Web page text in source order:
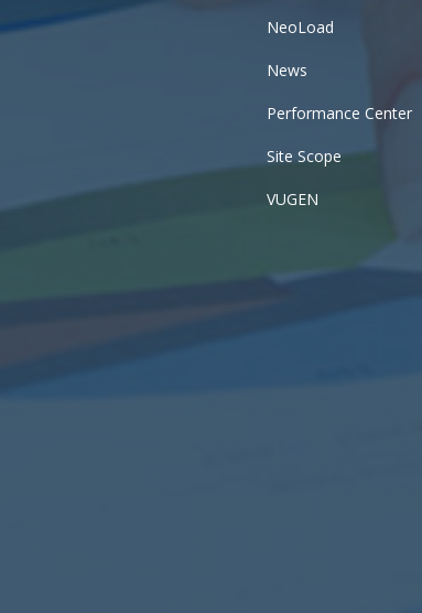
NeoLoad
News
Performance Center
Site Scope
VUGEN